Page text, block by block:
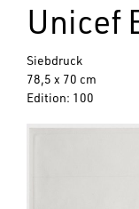
Unicef
Siebdruck
78,5 x 70 cm
Edition: 100